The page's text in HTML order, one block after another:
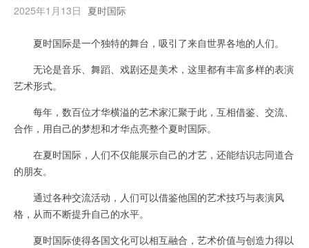
2025年1月13日 夏时国际
夏时国际是一个独特的舞台，吸引了来自世界各地的人们。
无论是音乐、舞蹈、戏剧还是美术，这里都有丰富多样的表演
艺术形式。
每年，数百位才华横溢的艺术家汇聚于此，互相借鉴、交流、
合作，用自己的梦想和才华点亮整个夏时国际。
在夏时国际，人们不仅能展示自己的才艺，还能结识志同道合
的朋友。
通过各种交流活动，人们可以借鉴他国的艺术技巧与表演风
格，从而不断提升自己的水平。
夏时国际使得各国文化可以相互融合，艺术价值与创造力得以